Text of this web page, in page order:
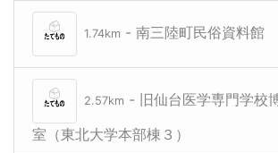
1.74km - 南三陸町民俗資料館
2.57km - 旧仙台医学専門学校
室（東北大学本部棟３）